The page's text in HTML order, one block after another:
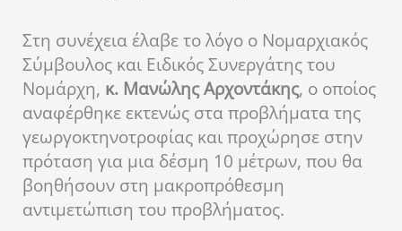
Στη συνέχεια έλαβε το λόγο ο Νομαρχιακός
Σύμβουλος και Ειδικός Συνεργάτης του
Νομάρχη, κ. Μανώλης Αρχοντάκης, ο οποίος
αναφέρθηκε εκτενώς στα προβλήματα της
γεωργοκτηνοτροφίας και προχώρησε στην
πρόταση για μια δέσμη 10 μέτρων, που θα
βοηθήσουν στη μακροπρόθεσμη
αντιμετώπιση του προβλήματος.